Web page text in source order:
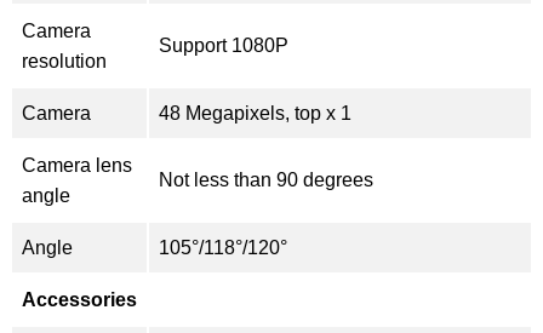
Camera
resolution
Support 1080P
Camera 48 Megapixels, top x 1
Camera lens
angle
Not less than 90 degrees
Angle 105°/118°/120°
Accessories